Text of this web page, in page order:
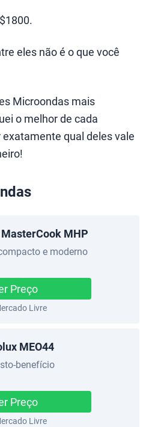
eles não é o que você
Microondas mais
o melhor de cada
qual deles vale
MHP
e moderno
Preço
Livre
MEO44
benefício
Preço
Livre